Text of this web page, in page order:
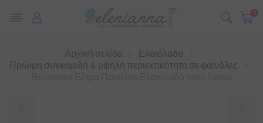
0
Αρχική σελίδα
Ελαιόλαδο
Πρώιμη συγκομιδή & υψηλή περιεκτικότητα σε φαινόλες